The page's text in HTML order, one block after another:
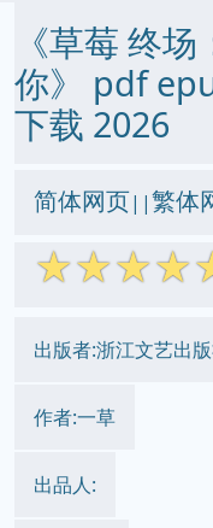
《草莓 终
你》 pdf
下载 2026
简体网页||繁体
☆☆☆☆
出版者:浙江文艺出
作者:一草
出品人: